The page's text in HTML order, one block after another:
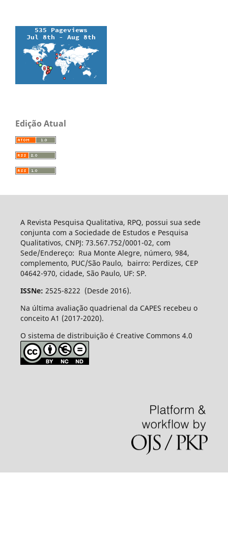
Edição Atual
A Revista Pesquisa Qualitativa, RPQ, possui sua sede
conjunta com a Sociedade de Estudos e Pesquisa
Qualitativos, CNPJ: 73.567.752/0001-02, com
Sede/Endereço: Rua Monte Alegre, número, 984,
complemento, PUC/São Paulo, bairro: Perdizes, CEP
04642-970, cidade, São Paulo, UF: SP.
ISSNe: 2525-8222 (Desde 2016).
Na última avaliação quadrienal da CAPES recebeu o
conceito A1 (2017-2020).
O sistema de distribuição é Creative Commons 4.0